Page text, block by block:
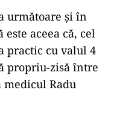
următoare și în
este aceea că, cel
practic cu valul 4
propriu-zisă între
medicul Radu